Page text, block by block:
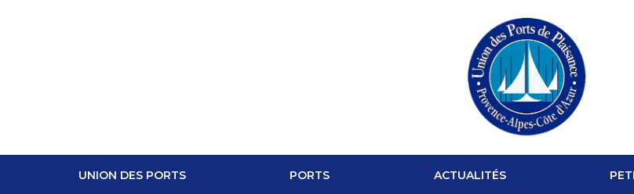
UNION
UNION DES PORTS PORTS ACTUALITÉS